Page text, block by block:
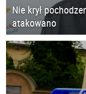
Nie krył
atakowano